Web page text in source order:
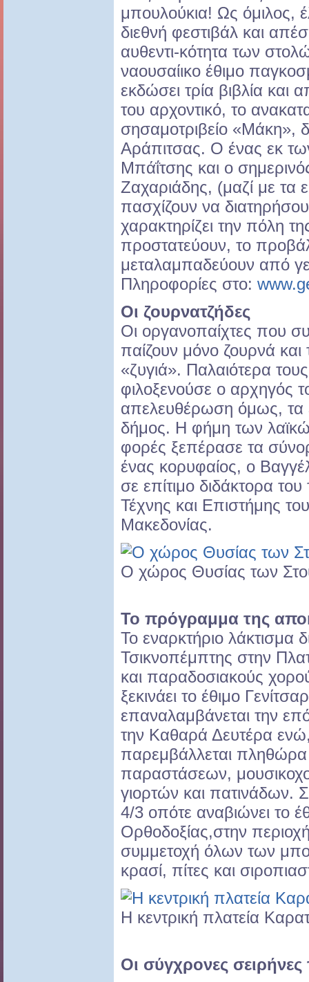
μπουλούκια! Ως όμιλος,
διεθνή φεστιβάλ και
αυθεντι-κότητα των
ναουσαίικο έθιμο
εκδώσει τρία βιβλία και
του αρχοντικό, το
σησαμοτριβείο «Μάκη»,
Αράπιτσας. Ο ένας εκ
Μπάΐτσης και ο
Ζαχαριάδης, (μαζί με τα
πασχίζουν να
χαρακτηρίζει την πόλη
προστατεύουν, το
μεταλαμπαδεύουν από
Πληροφορίες στο:
Οι ζουρνατζήδες
Οι οργανοπαίχτες που
παίζουν μόνο ζουρνά
«ζυγιά». Παλαιότερα
φιλοξενούσε ο αρχηγός
απελευθέρωση όμως, τα
δήμος. Η φήμη των
φορές ξεπέρασε τα
ένας κορυφαίος, ο
σε επίτιμο διδάκτορα
Τέχνης και Επιστήμης
Μακεδονίας.
Ο χώρος Θυσίας των
Το πρόγραμμα της
Το εναρκτήριο λάκτισμα
Τσικνοπέμπτης στην
και παραδοσιακούς
ξεκινάει το έθιμο
επαναλαμβάνεται την
την Καθαρά Δευτέρα
παρεμβάλλεται πληθώρα
παραστάσεων,
γιορτών και πατινάδων.
4/3 οπότε αναβιώνει το
Ορθοδοξίας,στην
συμμετοχή όλων των
κρασί, πίτες και
Η κεντρική πλατεία
Οι σύγχρονες